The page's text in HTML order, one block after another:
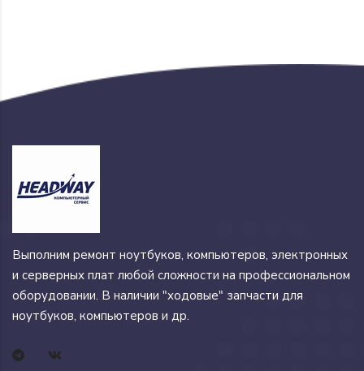
Выполним ремонт ноутбуков, компьютеров, электронных
и серверных плат любой сложности на профессиональном
оборудовании. В наличии "ходовые" запчасти для
ноутбуков, компьютеров и др.